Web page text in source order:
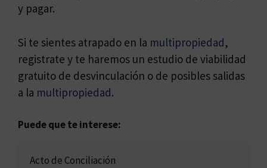
y pagar.
Si te sientes atrapado en la multipropiedad,
registrate y te haremos un estudio de viabilidad
gratuito de desvinculación o de posibles salidas
a la multipropiedad.
Puede que te interese:
Acto de Conciliación